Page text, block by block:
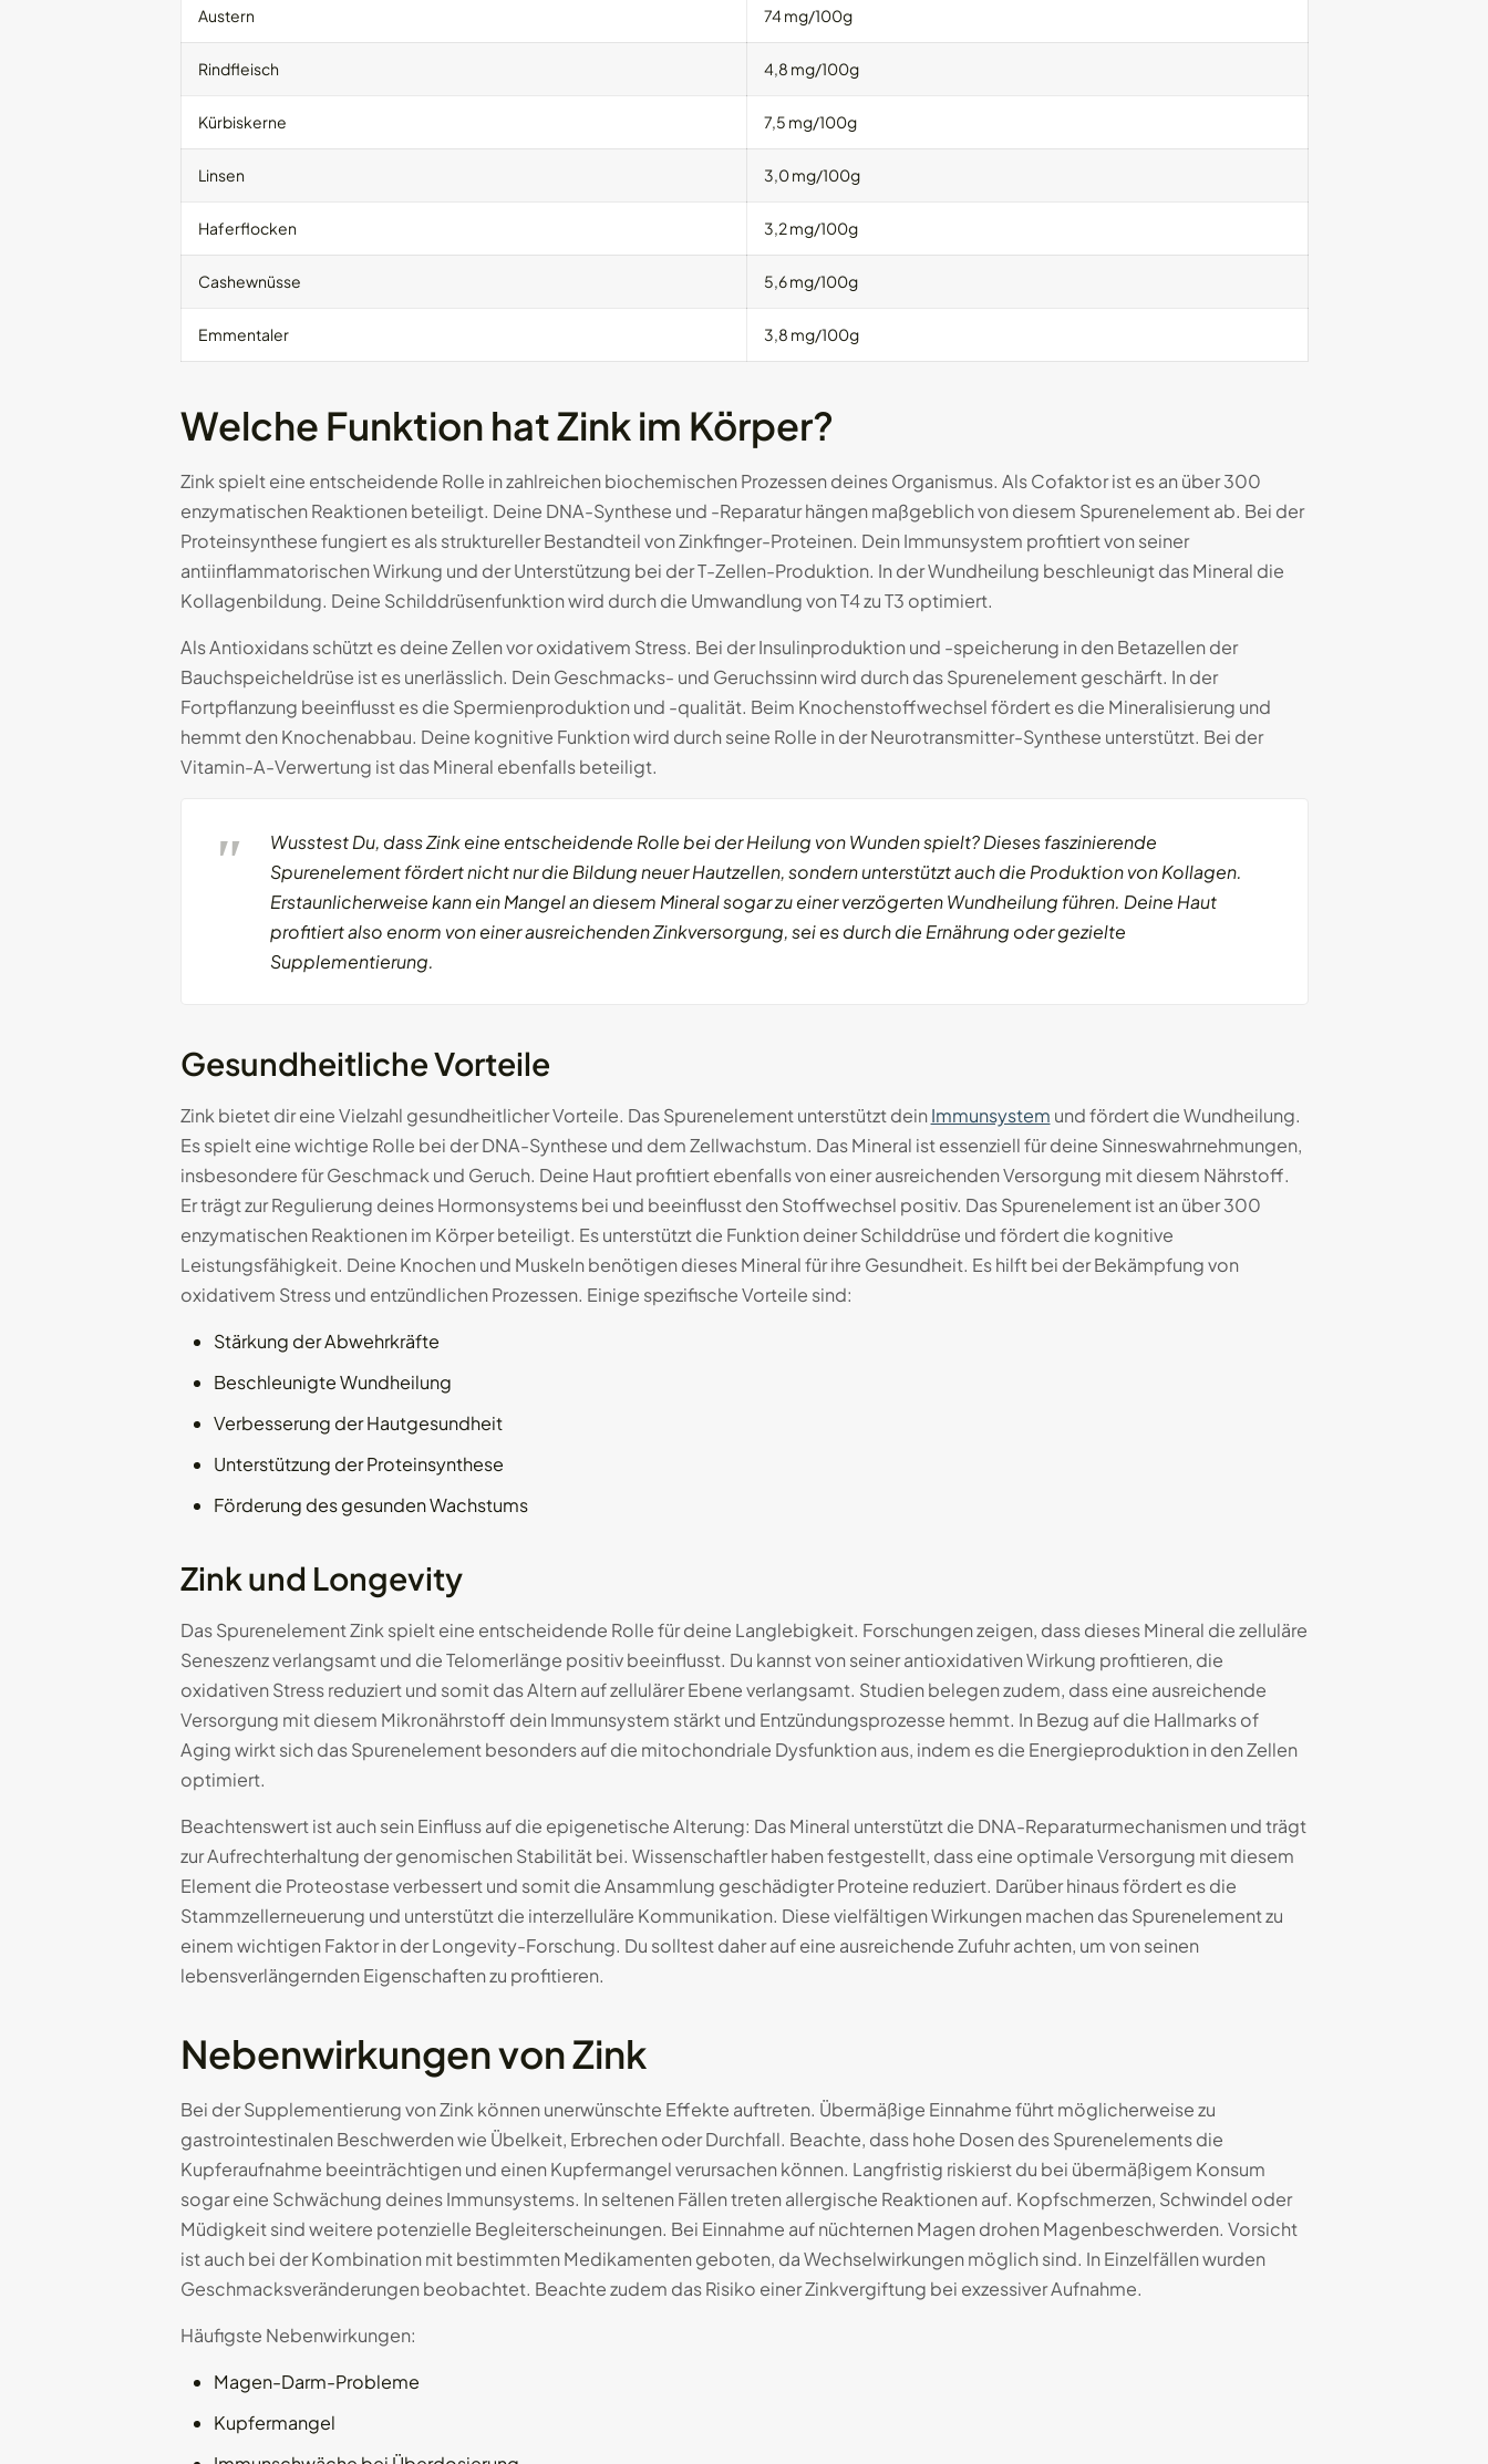
Austern 74 mg/100g
Rindfleisch 4,8 mg/100g
Kürbiskerne 7,5 mg/100g
Linsen 3,0 mg/100g
Haferflocken 3,2 mg/100g
Cashewnüsse 5,6 mg/100g
Emmentaler 3,8 mg/100g
Welche Funktion hat Zink im Körper?
Zink spielt eine entscheidende Rolle in zahlreichen biochemischen Prozessen deines Organismus. Als Cofaktor ist es an über 300
enzymatischen Reaktionen beteiligt. Deine DNA-Synthese und -Reparatur hängen maßgeblich von diesem Spurenelement ab. Bei der
Proteinsynthese fungiert es als struktureller Bestandteil von Zinkfinger-Proteinen. Dein Immunsystem profitiert von seiner
antiinflammatorischen Wirkung und der Unterstützung bei der T-Zellen-Produktion. In der Wundheilung beschleunigt das Mineral die
Kollagenbildung. Deine Schilddrüsenfunktion wird durch die Umwandlung von T4 zu T3 optimiert.
Als Antioxidans schützt es deine Zellen vor oxidativem Stress. Bei der Insulinproduktion und -speicherung in den Betazellen der
Bauchspeicheldrüse ist es unerlässlich. Dein Geschmacks- und Geruchssinn wird durch das Spurenelement geschärft. In der
Fortpflanzung beeinflusst es die Spermienproduktion und -qualität. Beim Knochenstoffwechsel fördert es die Mineralisierung und
hemmt den Knochenabbau. Deine kognitive Funktion wird durch seine Rolle in der Neurotransmitter-Synthese unterstützt. Bei der
Vitamin-A-Verwertung ist das Mineral ebenfalls beteiligt.
Wusstest Du, dass Zink eine entscheidende Rolle bei der Heilung von Wunden spielt? Dieses faszinierende
Spurenelement fördert nicht nur die Bildung neuer Hautzellen, sondern unterstützt auch die Produktion von Kollagen.
Erstaunlicherweise kann ein Mangel an diesem Mineral sogar zu einer verzögerten Wundheilung führen. Deine Haut
profitiert also enorm von einer ausreichenden Zinkversorgung, sei es durch die Ernährung oder gezielte
Supplementierung.
Gesundheitliche Vorteile
Zink bietet dir eine Vielzahl gesundheitlicher Vorteile. Das Spurenelement unterstützt deinImmunsystem und fördert die Wundheilung.
Es spielt eine wichtige Rolle bei der DNA-Synthese und dem Zellwachstum. Das Mineral ist essenziell für deine Sinneswahrnehmungen,
insbesondere für Geschmack und Geruch. Deine Haut profitiert ebenfalls von einer ausreichenden Versorgung mit diesem Nährstoff.
Er trägt zur Regulierung deines Hormonsystems bei und beeinflusst den Stoffwechsel positiv. Das Spurenelement ist an über 300
enzymatischen Reaktionen im Körper beteiligt. Es unterstützt die Funktion deiner Schilddrüse und fördert die kognitive
Leistungsfähigkeit. Deine Knochen und Muskeln benötigen dieses Mineral für ihre Gesundheit. Es hilft bei der Bekämpfung von
oxidativem Stress und entzündlichen Prozessen. Einige spezifische Vorteile sind:
Stärkung der Abwehrkräfte
Beschleunigte Wundheilung
Verbesserung der Hautgesundheit
Unterstützung der Proteinsynthese
Förderung des gesunden Wachstums
Zink und Longevity
Das Spurenelement Zink spielt eine entscheidende Rolle für deine Langlebigkeit. Forschungen zeigen, dass dieses Mineral die zelluläre
Seneszenz verlangsamt und die Telomerlänge positiv beeinflusst. Du kannst von seiner antioxidativen Wirkung profitieren, die
oxidativen Stress reduziert und somit das Altern auf zellulärer Ebene verlangsamt. Studien belegen zudem, dass eine ausreichende
Versorgung mit diesem Mikronährstoff dein Immunsystem stärkt und Entzündungsprozesse hemmt. In Bezug auf die Hallmarks of
Aging wirkt sich das Spurenelement besonders auf die mitochondriale Dysfunktion aus, indem es die Energieproduktion in den Zellen
optimiert.
Beachtenswert ist auch sein Einfluss auf die epigenetische Alterung: Das Mineral unterstützt die DNA-Reparaturmechanismen und trägt
zur Aufrechterhaltung der genomischen Stabilität bei. Wissenschaftler haben festgestellt, dass eine optimale Versorgung mit diesem
Element die Proteostase verbessert und somit die Ansammlung geschädigter Proteine reduziert. Darüber hinaus fördert es die
Stammzellerneuerung und unterstützt die interzelluläre Kommunikation. Diese vielfältigen Wirkungen machen das Spurenelement zu
einem wichtigen Faktor in der Longevity-Forschung. Du solltest daher auf eine ausreichende Zufuhr achten, um von seinen
lebensverlängernden Eigenschaften zu profitieren.
Nebenwirkungen von Zink
Bei der Supplementierung von Zink können unerwünschte Effekte auftreten. Übermäßige Einnahme führt möglicherweise zu
gastrointestinalen Beschwerden wie Übelkeit, Erbrechen oder Durchfall. Beachte, dass hohe Dosen des Spurenelements die
Kupferaufnahme beeinträchtigen und einen Kupfermangel verursachen können. Langfristig riskierst du bei übermäßigem Konsum
sogar eine Schwächung deines Immunsystems. In seltenen Fällen treten allergische Reaktionen auf. Kopfschmerzen, Schwindel oder
Müdigkeit sind weitere potenzielle Begleiterscheinungen. Bei Einnahme auf nüchternen Magen drohen Magenbeschwerden. Vorsicht
ist auch bei der Kombination mit bestimmten Medikamenten geboten, da Wechselwirkungen möglich sind. In Einzelfällen wurden
Geschmacksveränderungen beobachtet. Beachte zudem das Risiko einer Zinkvergiftung bei exzessiver Aufnahme.
Häufigste Nebenwirkungen:
Magen-Darm-Probleme
Kupfermangel